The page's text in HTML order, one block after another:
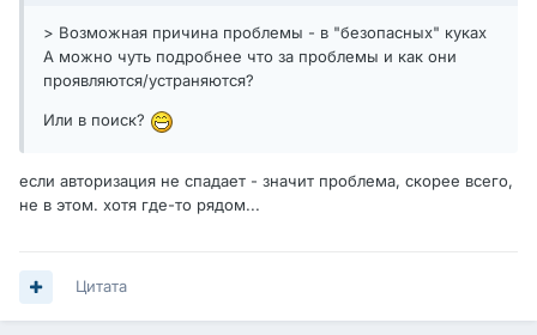
> Возможная причина проблемы - в "безопасных" куках
А можно чуть подробнее что за проблемы и как они
проявляются/устраняются?
Или в поиск?
если авторизация не спадает - значит проблема, скорее всего,
не в этом. хотя где-то рядом...
Цитата